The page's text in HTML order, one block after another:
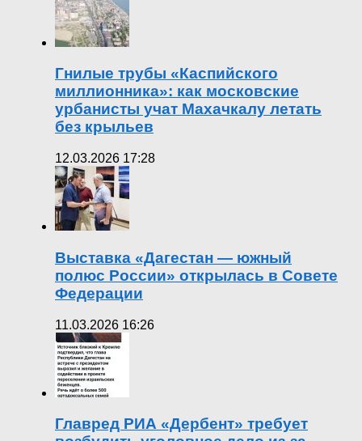
Гнилые трубы «Каспийского
миллионника»: как московские
урбанисты учат Махачкалу летать
без крыльев
12.03.2026 17:28
Выставка «Дагестан — южный
полюс России» открылась в Совете
Федерации
11.03.2026 16:26
Главред РИА «Дербент» требует